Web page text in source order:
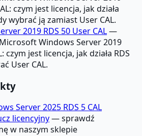
czym jest licencja, jak działa
wybrać ją zamiast User CAL.
2019 RDS 50 User CAL—
Windows Server 2019
czym jest licencja, jak działa RDS
User CAL.
Server 2025 RDS 5 CAL
licencyjny— sprawdź
w naszym sklepie